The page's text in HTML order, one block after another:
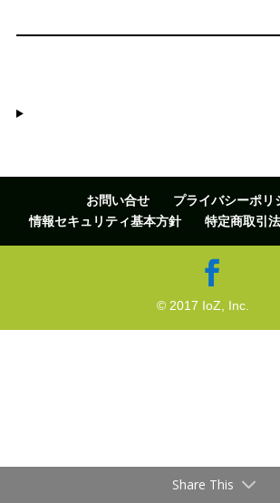
お問い合せ
プライバシーポリ
情報セキュリティ基本方針
特定商取引
© 2017 IoZ, Inc.
Share This